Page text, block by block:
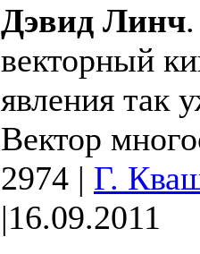
Дэвид Линч
векторный
явления так
Вектор
2974 | Г.
|16.09.2011